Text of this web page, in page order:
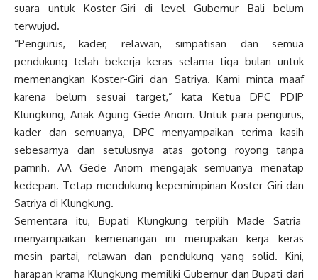
suara untuk Koster-Giri di level Gubernur Bali belum
terwujud.
“Pengurus, kader, relawan, simpatisan dan semua
pendukung telah bekerja keras selama tiga bulan untuk
memenangkan Koster-Giri dan Satriya. Kami minta maaf
karena belum sesuai target,” kata Ketua DPC PDIP
Klungkung, Anak Agung Gede Anom. Untuk para pengurus,
kader dan semuanya, DPC menyampaikan terima kasih
sebesarnya dan setulusnya atas gotong royong tanpa
pamrih. AA Gede Anom mengajak semuanya menatap
kedepan. Tetap mendukung kepemimpinan Koster-Giri dan
Satriya di Klungkung.
Sementara itu, Bupati Klungkung terpilih Made Satria
menyampaikan kemenangan ini merupakan kerja keras
mesin partai, relawan dan pendukung yang solid. Kini,
harapan krama Klungkung memiliki Gubernur dan Bupati dari